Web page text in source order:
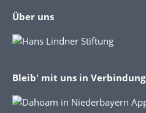
Über uns
Bleib' mit uns in Verbindung